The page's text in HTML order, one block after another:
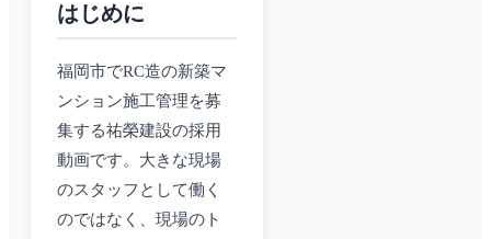
はじめに
福岡市でRC造の新築マ
ンション施工管理を募
集する祐榮建設の採用
動画です。大きな現場
のスタッフとして働く
のではなく、現場のト